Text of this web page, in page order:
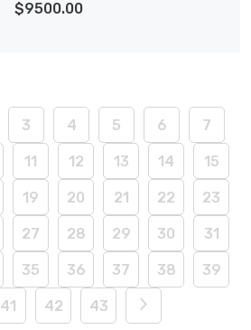
$9500.00
3 4 5 6 7
11 12 13 14 15
19 20 21 22 23
27 28 29 30 31
35 36 37 38 39
41 42 43